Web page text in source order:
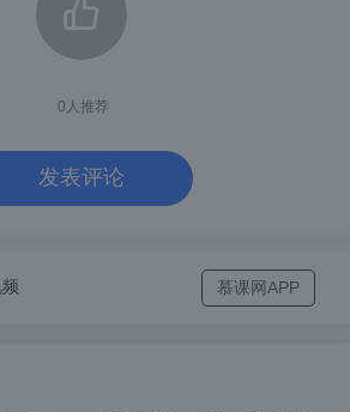
，读者必须至少对三种核心
、CSS 和 JavaScript 有
习 VueJS？
如何做之前，这里列出了一些
0 人推荐
发表评论
慕课网APP